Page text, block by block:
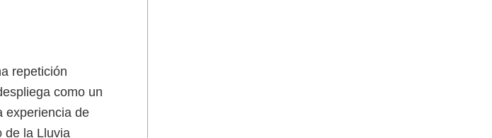
repetición
como un
experiencia de
de la Lluvia